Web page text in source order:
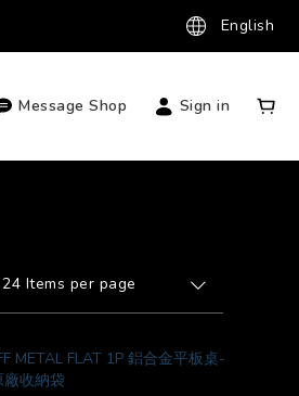
English
Message Shop Sign in
24 Items per page